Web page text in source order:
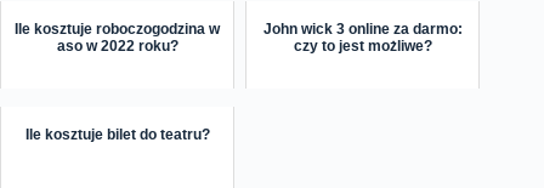
Ile kosztuje roboczogodzina w
aso w 2022 roku?
John wick 3 online za darmo:
czy to jest możliwe?
Ile kosztuje bilet do teatru?